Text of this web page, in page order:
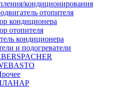
кондиционирования
отопителя
кондиционера
отопителя
кондиционера
и подогреватели